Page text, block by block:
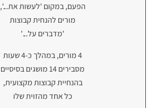
הפעם, במקום 'לעשות את...',
מורים להנחית קבוצות
'מדברים על...'
4 מורים, במהלך כ-4 שעות
מסבירים 14 מושגים בסיסיים
בהנחיית קבוצות מקצועית,
כל אחד מהזוית שלו